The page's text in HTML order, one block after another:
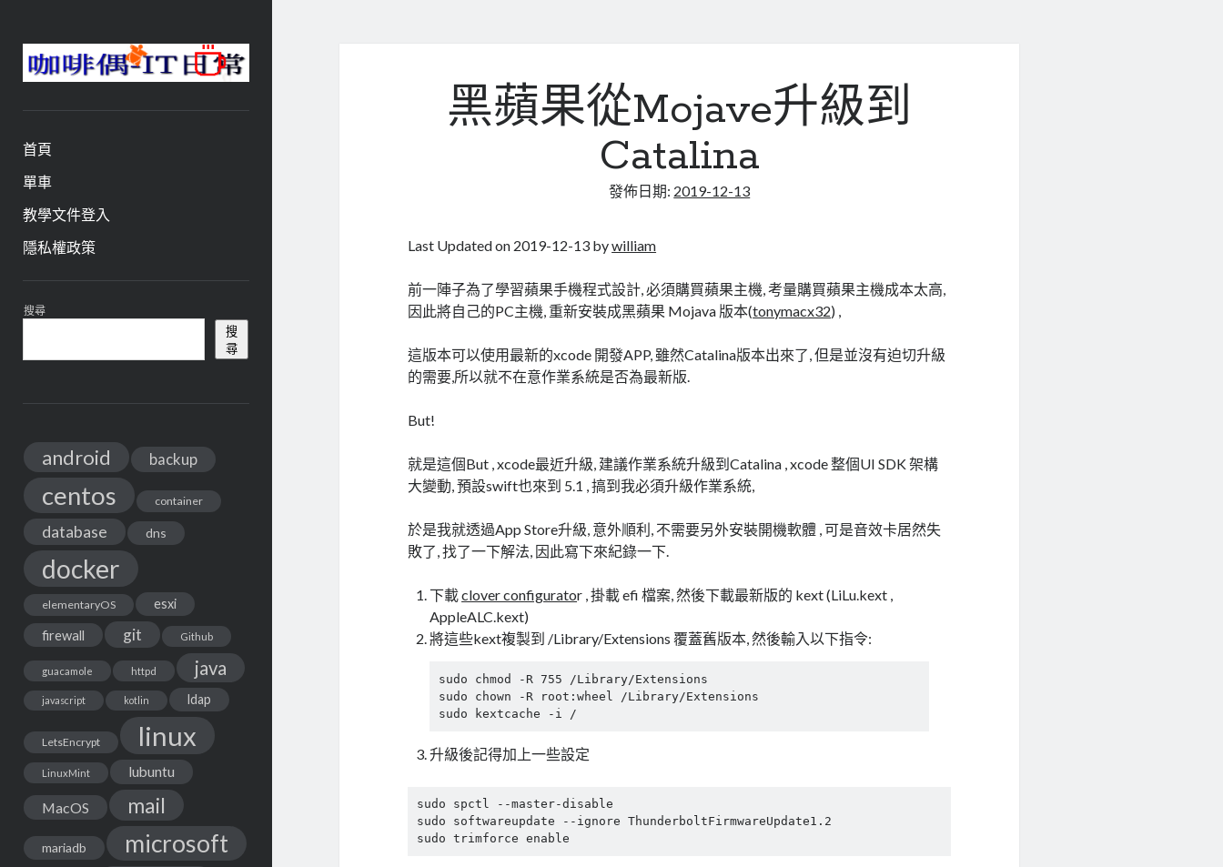
咖
啡
與
IT
日
常
首頁
單車
教學文件登入
隱私權政策
資
訊
欄
搜尋
搜
尋
android backup
centos container
database dns
docker
elementaryOS esxi
firewall git Github
guacamole httpd java
javascript kotlin ldap
LetsEncrypt linux
LinuxMint lubuntu
MacOS mail
mariadb microsoft
黑蘋果從Mojave升級到
Catalina
發佈日期: 2019-12-13
Last Updated on 2019-12-13 bywilliam
前一陣子為了學習蘋果手機程式設計, 必須購買蘋果主機, 考量購買蘋果主機成本太高,
因此將自己的PC主機, 重新安裝成黑蘋果 Mojava 版本(tonymacx32) ,
這版本可以使用最新的xcode 開發APP, 雖然Catalina版本出來了, 但是並沒有迫切升級
的需要,所以就不在意作業系統是否為最新版.
But!
就是這個But , xcode最近升級, 建議作業系統升級到Catalina , xcode 整個UI SDK 架構
大變動, 預設swift也來到 5.1 , 搞到我必須升級作業系統,
於是我就透過App Store升級, 意外順利, 不需要另外安裝開機軟體 , 可是音效卡居然失
敗了, 找了一下解法, 因此寫下來紀錄一下.
下載clover configurator , 掛載 efi 檔案, 然後下載最新版的 kext (LiLu.kext ,
AppleALC.kext)
將這些kext複製到 /Library/Extensions 覆蓋舊版本, 然後輸入以下指令:
sudo chmod -R 755 /Library/Extensions
sudo chown -R root:wheel /Library/Extensions
sudo kextcache -i /
升級後記得加上一些設定
sudo spctl --master-disable
sudo softwareupdate --ignore ThunderboltFirmwareUpdate1.2
sudo trimforce enable